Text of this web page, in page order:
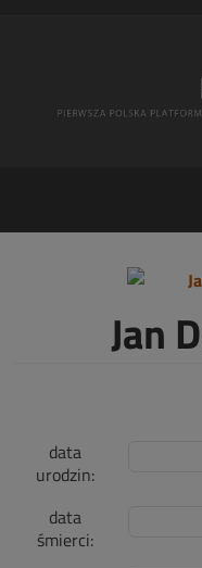
Jan
data
urodzin:
data
śmierci: